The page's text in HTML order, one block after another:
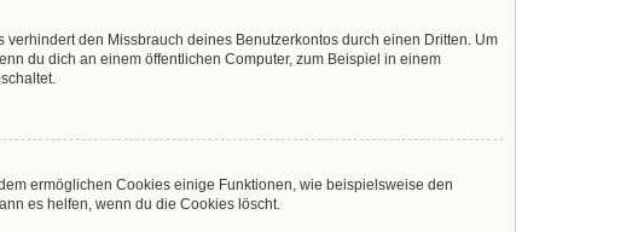
den Missbrauch deines Benutzerkontos durch einen Dritten. Um
du dich an einem öffentlichen Computer, zum Beispiel in einem
ermöglichen Cookies einige Funktionen, wie beispielsweise den
es helfen, wenn du die Cookies löscht.